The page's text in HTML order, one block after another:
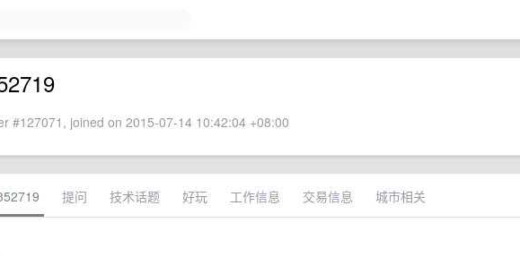
#127071, joined on 2015-07-14 10:42:04 +08:00
提问 技术话题 好玩 工作信息 交易信息 城市相关